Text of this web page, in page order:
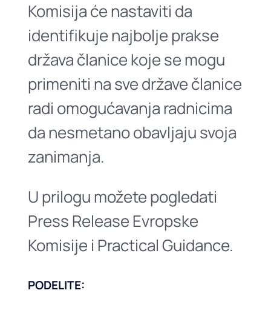
Komisija će nastaviti da
identifikuje najbolje prakse
država članice koje se mogu
primeniti na sve države članice
radi omogućavanja radnicima
da nesmetano obavljaju svoja
zanimanja.
U prilogu možete pogledati
Press Release Evropske
Komisije i Practical Guidance.
PODELITE: